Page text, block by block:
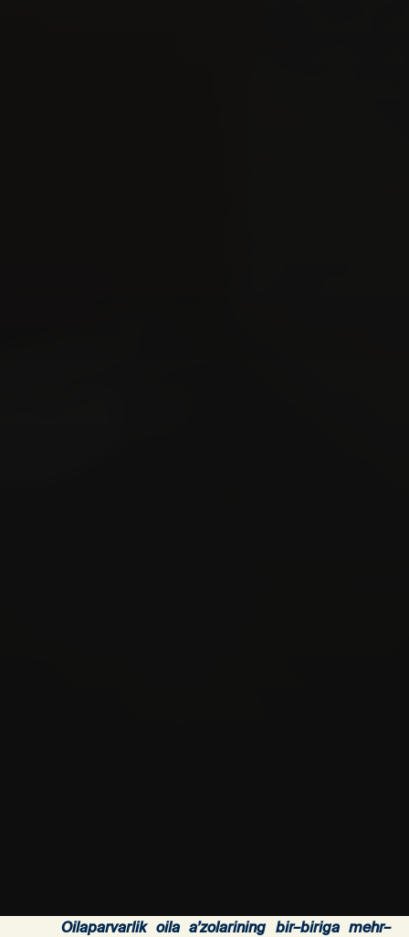
Oilaparvarlik oila a’zolarining bir–biriga mehr–